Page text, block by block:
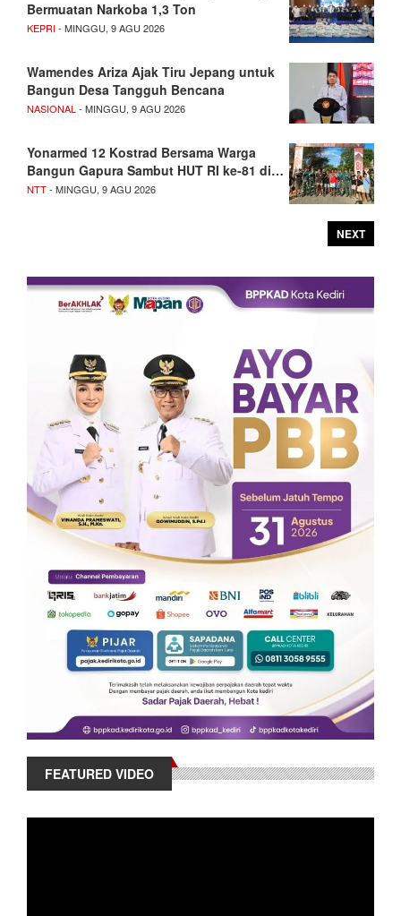
Bermuatan Narkoba 1,3 Ton
KEPRI- MINGGU, 9 AGU 2026
Wamendes Ariza Ajak Tiru Jepang untuk
Bangun Desa Tangguh Bencana
NASIONAL - MINGGU, 9 AGU 2026
Yonarmed 12 Kostrad Bersama Warga
Bangun Gapura Sambut HUT RI ke-81 di…
NTT- MINGGU, 9 AGU 2026
NEXT
FEATURED VIDEO